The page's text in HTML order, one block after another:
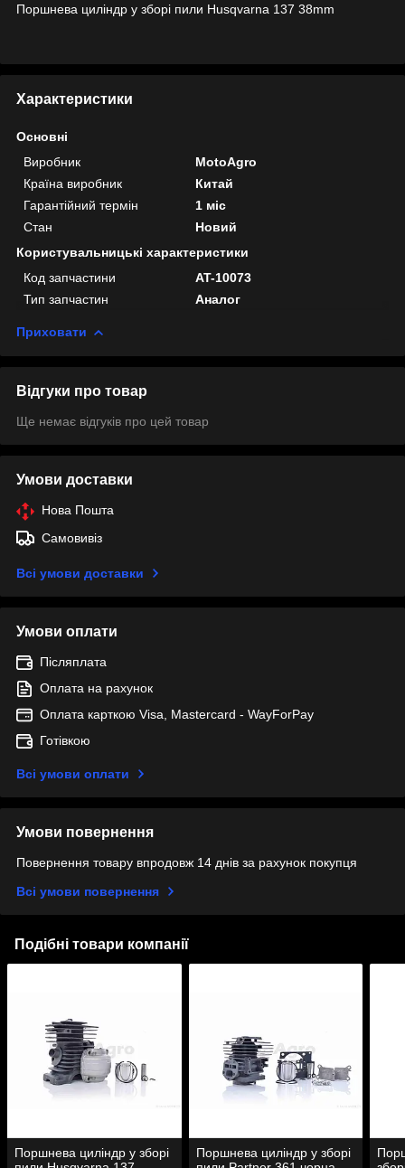
Поршнева циліндр у зборі пили Husqvarna 137 38mm
Характеристики
Основні
Виробник
MotoAgro
Країна виробник
Китай
Гарантійний термін
1 міс
Стан
Новий
Користувальницькі характеристики
Код запчастини
AT-10073
Тип запчастин
Аналог
Приховати
Відгуки про товар
Ще немає відгуків про цей товар
Умови доставки
Нова Пошта
Самовивіз
Всі умови доставки
Умови оплати
Післяплата
Оплата на рахунок
Оплата карткою Visa, Mastercard - WayForPay
Готівкою
Всі умови оплати
Умови повернення
Повернення товару впродовж 14 днів за рахунок покупця
Всі умови повернення
Подібні товари компанії
Поршнева циліндр у зборі
Поршнева циліндр у зборі